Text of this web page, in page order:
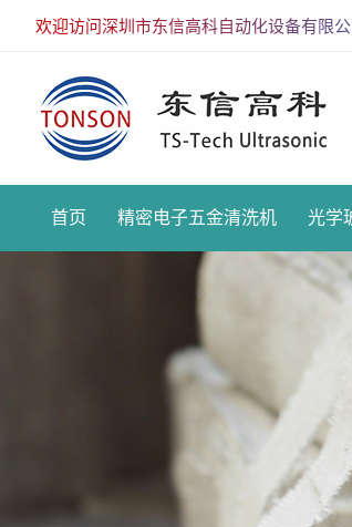
欢迎访问深圳市东信高科自动化设备有限公
首页 精密电子五金清洗机 光学